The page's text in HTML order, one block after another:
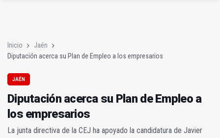
Inicio
Jaén
Diputación acerca su Plan de Empleo a los empresarios
JAÉN
Diputación acerca su Plan de Empleo a
los empresarios
La junta directiva de la CEJ ha apoyado la candidatura de Javier